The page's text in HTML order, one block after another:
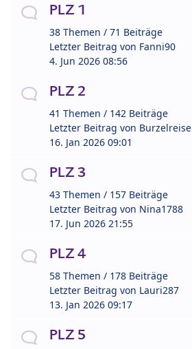
PLZ 1
38 Themen / 71 Beiträge
Letzter Beitrag von Fanni90
4. Jun 2026 08:56
PLZ 2
41 Themen / 142 Beiträge
Letzter Beitrag von Burzelreise
16. Jan 2026 09:01
PLZ 3
43 Themen / 157 Beiträge
Letzter Beitrag von Nina1788
17. Jun 2026 21:55
PLZ 4
58 Themen / 178 Beiträge
Letzter Beitrag von Lauri287
13. Jan 2026 09:17
PLZ 5